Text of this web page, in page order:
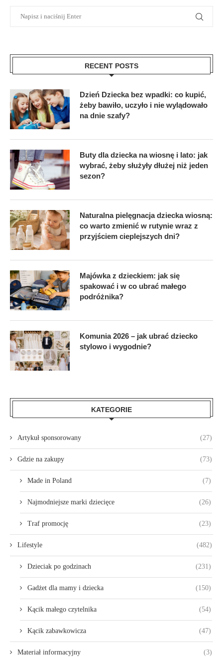
RECENT POSTS
Dzień Dziecka bez wpadki: co kupić,
żeby bawiło, uczyło i nie wylądowało
na dnie szafy?
Buty dla dziecka na wiosnę i lato: jak
wybrać, żeby służyły dłużej niż jeden
sezon?
Naturalna pielęgnacja dziecka wiosną:
co warto zmienić w rutynie wraz z
przyjściem cieplejszych dni?
Majówka z dzieckiem: jak się
spakować i w co ubrać małego
podróżnika?
Komunia 2026 – jak ubrać dziecko
stylowo i wygodnie?
KATEGORIE
Artykuł sponsorowany (27)
Gdzie na zakupy (73)
Made in Poland (7)
Najmodniejsze marki dziecięce (26)
Traf promocję (23)
Lifestyle (482)
Dzieciak po godzinach (231)
Gadżet dla mamy i dziecka (150)
Kącik małego czytelnika (54)
Kącik zabawkowicza (47)
Materiał informacyjny (3)